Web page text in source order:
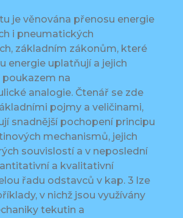
je věnována přenosu energie
i pneumatických
základním zákonům, které
energie uplatňují a jejich
na
analogie. Čtenář se zde
pojmy a veličinami,
snadnější pochopení principu
mechanismů, jejich
souvislostí a v neposlední
a kvalitativní
řadu odstavců v kap. 3 lze
v nichž jsou využívány
tekutin a